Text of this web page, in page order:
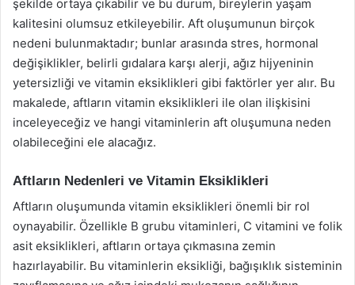
şekilde ortaya çıkabilir ve bu durum, bireylerin yaşam
kalitesini olumsuz etkileyebilir. Aft oluşumunun birçok
nedeni bulunmaktadır; bunlar arasında stres, hormonal
değişiklikler, belirli gıdalara karşı alerji, ağız hijyeninin
yetersizliği ve vitamin eksiklikleri gibi faktörler yer alır. Bu
makalede, aftların vitamin eksiklikleri ile olan ilişkisini
inceleyeceğiz ve hangi vitaminlerin aft oluşumuna neden
olabileceğini ele alacağız.
Aftların Nedenleri ve Vitamin Eksiklikleri
Aftların oluşumunda vitamin eksiklikleri önemli bir rol
oynayabilir. Özellikle B grubu vitaminleri, C vitamini ve folik
asit eksiklikleri, aftların ortaya çıkmasına zemin
hazırlayabilir. Bu vitaminlerin eksikliği, bağışıklık sisteminin